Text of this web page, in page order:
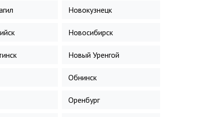
Новокузнецк
Новосибирск
Новый Уренгой
Обнинск
Оренбург